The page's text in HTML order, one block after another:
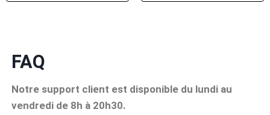
FAQ
Notre support client est disponible du lundi au
vendredi de 8h à 20h30.